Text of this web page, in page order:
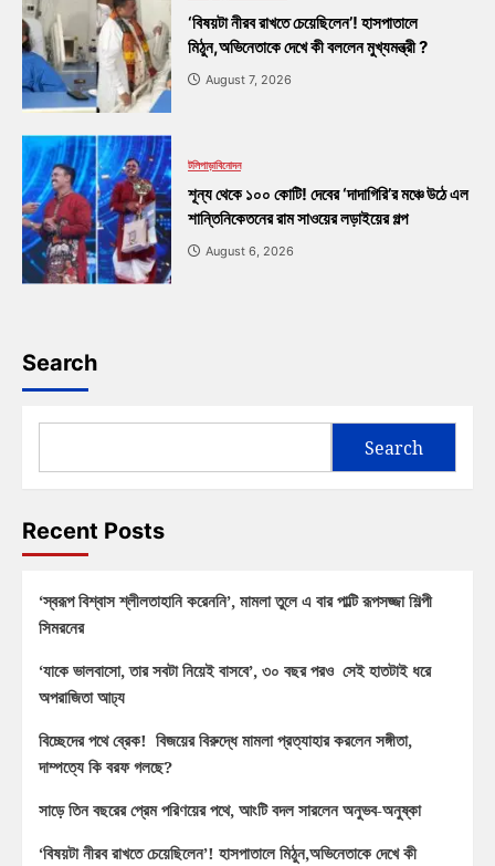
‘বিষয়টা নীরব রাখতে চেয়েছিলেন’! হাসপাতালে
মিঠুন,অভিনেতাকে দেখে কী বললেন মুখ্যমন্ত্রী ?
August 7, 2026
টলিপাড়াবিনোদন
শূন্য থেকে ১০০ কোটি! দেবের ‘দাদাগিরি’র মঞ্চে উঠে এল
শান্তিনিকেতনের রাম সাওয়ের লড়াইয়ের গল্প
August 6, 2026
Search
Search
Recent Posts
‘স্বরূপ বিশ্বাস শ্লীলতাহানি করেননি’, মামলা তুলে এ বার পাল্টি রূপসজ্জা শিল্পী
সিমরনের
‘যাকে ভালবাসো, তার সবটা নিয়েই বাসবে’, ৩০ বছর পরও সেই হাতটাই ধরে
অপরাজিতা আঢ্য
বিচ্ছেদের পথে ব্রেক! বিজয়ের বিরুদ্ধে মামলা প্রত্যাহার করলেন সঙ্গীতা,
দাম্পত্যে কি বরফ গলছে?
সাড়ে তিন বছরের প্রেম পরিণয়ের পথে, আংটি বদল সারলেন অনুভব-অনুষ্কা
‘বিষয়টা নীরব রাখতে চেয়েছিলেন’! হাসপাতালে মিঠুন,অভিনেতাকে দেখে কী